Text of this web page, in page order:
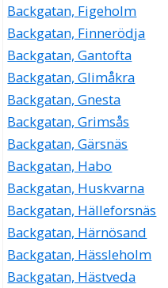
Backgatan, Figeholm
Backgatan, Finnerödja
Backgatan, Gantofta
Backgatan, Glimåkra
Backgatan, Gnesta
Backgatan, Grimsås
Backgatan, Gärsnäs
Backgatan, Habo
Backgatan, Huskvarna
Backgatan, Hälleforsnäs
Backgatan, Härnösand
Backgatan, Hässleholm
Backgatan, Hästveda